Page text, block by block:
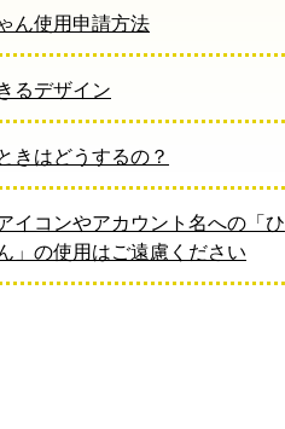
ん使用申請方法
るデザイン
きはどうするの？
イコンやアカウント名への「ひ
」の使用はご遠慮ください